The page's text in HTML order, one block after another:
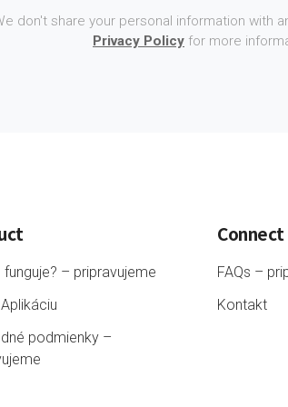
don't share your personal information with
Privacy Policy for more
– pripravujeme
podmienky –
Connect
FAQs –
Kontakt